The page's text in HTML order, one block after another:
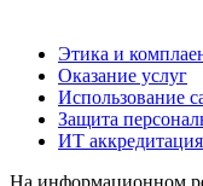
Этика и
Оказание услуг
Использование
Защита
ИТ аккредитация
На информационном